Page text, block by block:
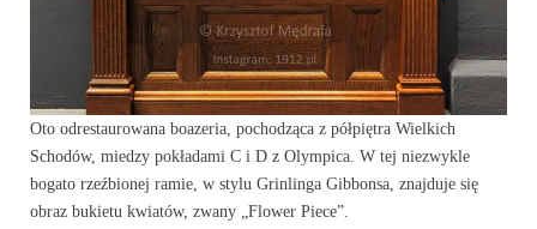
Oto odrestaurowana boazeria, pochodząca z półpiętra Wielkich
Schodów, miedzy pokładami C i D z Olympica. W tej niezwykle
bogato rzeźbionej ramie, w stylu Grinlinga Gibbonsa, znajduje się
obraz bukietu kwiatów, zwany „Flower Piece”.